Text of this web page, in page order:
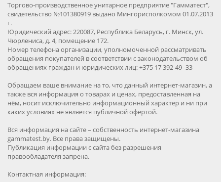
Торгово-производственное унитарное предприятие "Гамматест",
свидетельство №101380919 выдано Мингорисполкомом 01.07.2013
г.
Юридический адрес: 220087, Республика Беларусь, г. Минск, ул.
Чюрлениса, д. 4, помещение 172.
Номер телефона организации, уполномоченной рассматривать
обращения покупателей в соответствии с законодательством об
обращениях граждан и юридических лиц: +375 17 392-49- 33
Обращаем ваше внимание на то, что данный интернет-магазин, а
также вся информация о товарах и ценах, предоставленная на
нём, носит исключительно информационный характер и ни при
каких условиях не является публичной офертой.
Вся информация на сайте – собственность интернет-магазина
gammatest.by. Все права защищены.
Публикация информации с сайта без разрешения
правообладателя запрена.
Контактная информация: